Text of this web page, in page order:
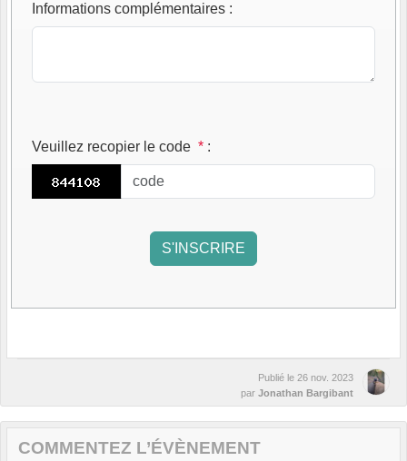
Informations complémentaires :
Veuillez recopier le code * :
Publié le 26 nov. 2023
par Jonathan Bargibant
COMMENTEZ L’ÉVÈNEMENT